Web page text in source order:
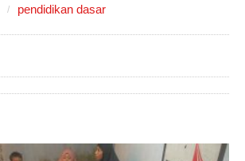
pendidikan dasar